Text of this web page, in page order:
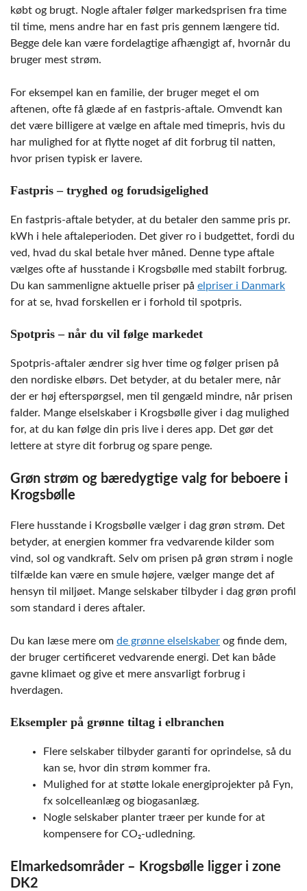
købt og brugt. Nogle aftaler følger markedsprisen fra time
til time, mens andre har en fast pris gennem længere tid.
Begge dele kan være fordelagtige afhængigt af, hvornår du
bruger mest strøm.
For eksempel kan en familie, der bruger meget el om
aftenen, ofte få glæde af en fastpris-aftale. Omvendt kan
det være billigere at vælge en aftale med timepris, hvis du
har mulighed for at flytte noget af dit forbrug til natten,
hvor prisen typisk er lavere.
Fastpris – tryghed og forudsigelighed
En fastpris-aftale betyder, at du betaler den samme pris pr.
kWh i hele aftaleperioden. Det giver ro i budgettet, fordi du
ved, hvad du skal betale hver måned. Denne type aftale
vælges ofte af husstande i Krogsbølle med stabilt forbrug.
Du kan sammenligne aktuelle priser på elpriser i Danmark
for at se, hvad forskellen er i forhold til spotpris.
Spotpris – når du vil følge markedet
Spotpris-aftaler ændrer sig hver time og følger prisen på
den nordiske elbørs. Det betyder, at du betaler mere, når
der er høj efterspørgsel, men til gengæld mindre, når prisen
falder. Mange elselskaber i Krogsbølle giver i dag mulighed
for, at du kan følge din pris live i deres app. Det gør det
lettere at styre dit forbrug og spare penge.
Grøn strøm og bæredygtige valg for beboere i
Krogsbølle
Flere husstande i Krogsbølle vælger i dag grøn strøm. Det
betyder, at energien kommer fra vedvarende kilder som
vind, sol og vandkraft. Selv om prisen på grøn strøm i nogle
tilfælde kan være en smule højere, vælger mange det af
hensyn til miljøet. Mange selskaber tilbyder i dag grøn profil
som standard i deres aftaler.
Du kan læse mere om de grønne elselskaber og finde dem,
der bruger certificeret vedvarende energi. Det kan både
gavne klimaet og give et mere ansvarligt forbrug i
hverdagen.
Eksempler på grønne tiltag i elbranchen
Flere selskaber tilbyder garanti for oprindelse, så du
kan se, hvor din strøm kommer fra.
Mulighed for at støtte lokale energiprojekter på Fyn,
fx solcelleanlæg og biogasanlæg.
Nogle selskaber planter træer per kunde for at
kompensere for CO₂-udledning.
Elmarkedsområder – Krogsbølle ligger i zone
DK2